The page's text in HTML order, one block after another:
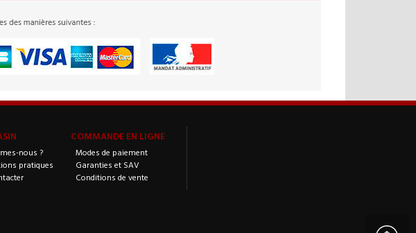
nous ?
pratiques
COMMANDE EN LIGNE
Modes de paiement
Garanties et SAV
Conditions de vente